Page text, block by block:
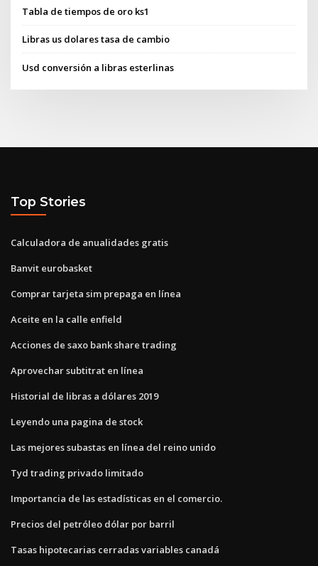
Tabla de tiempos de oro ks1
Libras us dolares tasa de cambio
Usd conversión a libras esterlinas
Top Stories
Calculadora de anualidades gratis
Banvit eurobasket
Comprar tarjeta sim prepaga en línea
Aceite en la calle enfield
Acciones de saxo bank share trading
Aprovechar subtitrat en línea
Historial de libras a dólares 2019
Leyendo una pagina de stock
Las mejores subastas en línea del reino unido
Tyd trading privado limitado
Importancia de las estadísticas en el comercio.
Precios del petróleo dólar por barril
Tasas hipotecarias cerradas variables canadá